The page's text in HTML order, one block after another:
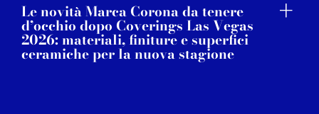
Le novità Marca Corona da tenere
d’occhio dopo Coverings Las Vegas
2026: materiali, finiture e superfici
ceramiche per la nuova stagione